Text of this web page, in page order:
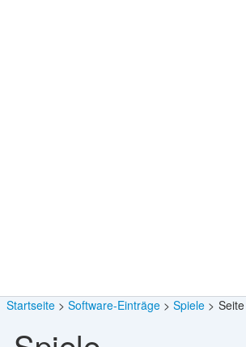
Startseite Software-Einträge Spiele